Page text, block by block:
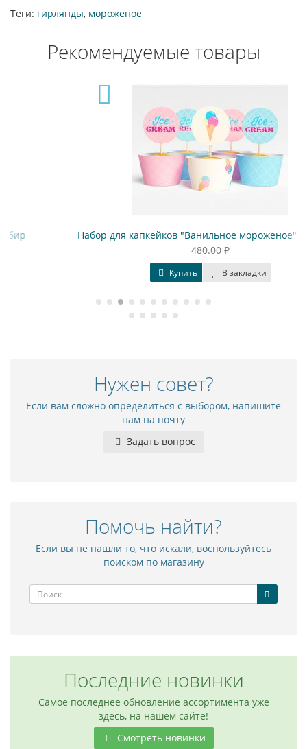
Теги: гирлянды, мороженое
Рекомендуемые товары
Набор для капкейков "Ванильное мороженое" Ice cream
В закладки
Нужен совет?
Если вам сложно определиться с выбором, напишите
нам на почту
Задать вопрос
Помочь найти?
Если вы не нашли то, что искали, воспользуйтесь
поиском по магазину
Последние новинки
Самое последнее обновление ассортимента уже
здесь, на нашем сайте!
Смотреть новинки